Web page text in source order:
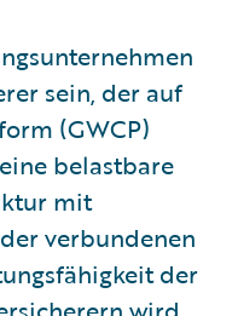
sein, der auf
(GWCP)
belastbare
mit
verbundenen
der